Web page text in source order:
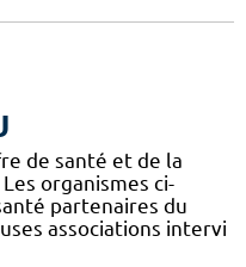
de santé et de la
organismes ci-
partenaires du
associations intervi